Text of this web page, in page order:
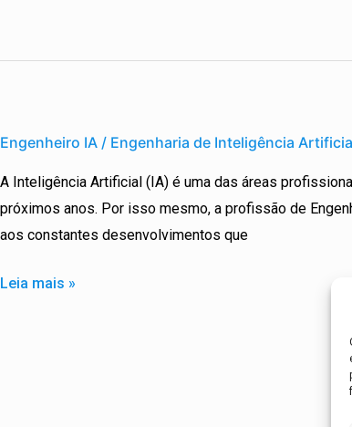
Engenheiro IA / Engenharia de Inteligência
A Inteligência Artificial (IA) é uma das áreas
próximos anos. Por isso mesmo, a profissão de
aos constantes desenvolvimentos que
IA
Engenharia
de
Inteligência
Leia mais »